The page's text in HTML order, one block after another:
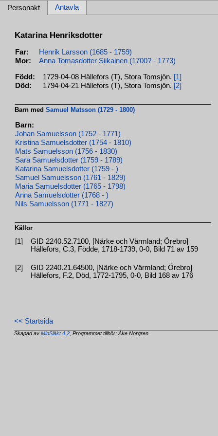
Personakt Antavla
Katarina Henriksdotter
Far:
Henrik Larsson (1685 - 1759)
Mor:
Anna Tomasdotter Siikainen (1700? - 1773)
Född: 1729-04-08 Hällefors (T), Stora Tomsjön. [1]
Död:
1794-04-21 Hällefors (T), Stora Tomsjön. [2]
Barn medSamuel Matsson (1729 - 1800)
Barn:
Johan Samuelsson (1752 - 1771)
Kristina Samuelsdotter (1754 - 1810)
Mats Samuelsson (1756 - 1830)
Sara Samuelsdotter (1759 - 1789)
Katarina Samuelsdotter (1759 - )
Samuel Samuelsson (1761 - 1829)
Maria Samuelsdotter (1765 - 1798)
Anna Samuelsdotter (1768 - )
Nils Samuelsson (1771 - 1827)
Källor
[1]
GID 2240.52.7100, [Närke och Värmland; Örebro]
Hällefors, C.3, Födde, 1718-1739, 0-0, Bild 71 av 159
[2]
GID 2240.21.64500, [Närke och Värmland; Örebro]
Hällefors, F.2, Död, 1772-1795, 0-0, Bild 168 av 176
<< Startsida
Skapad avMinSläkt 4.2 , Programmet tillhör: Åke Norgren